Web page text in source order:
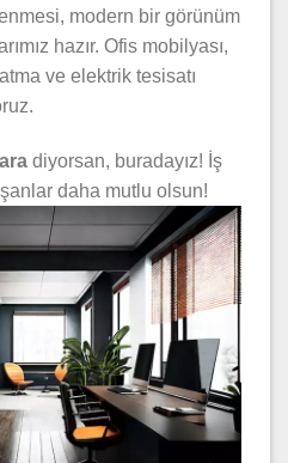
modern bir görünüm
hazır. Ofis mobilyası,
ve elektrik tesisatı
diyorsan, buradayız! İş
daha mutlu olsun!